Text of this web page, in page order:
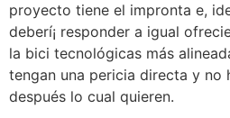
proyecto tiene el impronta e,
deberí¡ responder a igual
la bici tecnológicas más
tengan una pericia directa y no
después lo cual quieren.